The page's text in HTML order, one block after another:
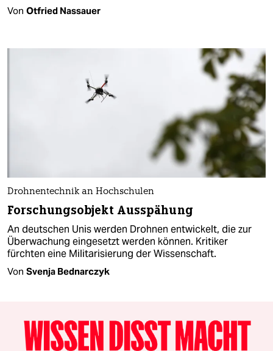
Von Otfried Nassauer
Drohnentechnik an Hochschulen
Forschungsobjekt Ausspähung
An deutschen Unis werden Drohnen entwickelt, die zur
Überwachung eingesetzt werden können. Kritiker
fürchten eine Militarisierung der Wissenschaft.
Von Svenja Bednarczyk